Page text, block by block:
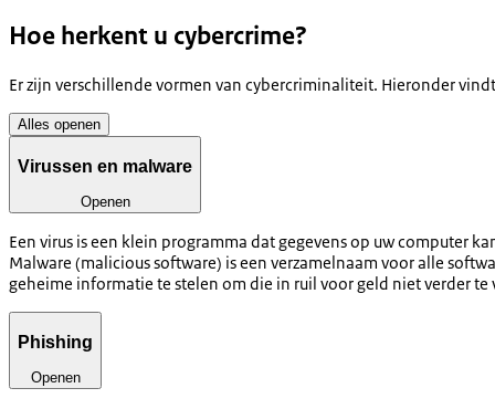
Hoe herkent u cybercrime?
Er zijn verschillende vormen van cybercriminaliteit. Hieronder
Alles openen
Virussen en malware
Openen
Een virus is een klein programma dat gegevens op uw computer
Malware (malicious software) is een verzamelnaam voor alle
geheime informatie te stelen om die in ruil voor geld niet verder
Phishing
Openen